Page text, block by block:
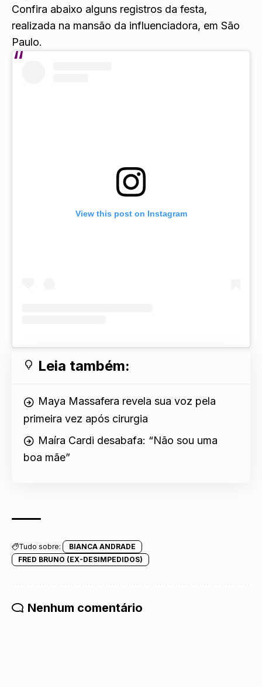
Confira abaixo alguns registros da festa,
realizada na mansão da influenciadora, em São
Paulo.
View this post on Instagram
Leia também:
Maya Massafera revela sua voz pela
primeira vez após cirurgia
Maíra Cardi desabafa: “Não sou uma
boa mãe”
Tudo sobre:
BIANCA ANDRADE
FRED BRUNO (EX-DESIMPEDIDOS)
Nenhum comentário